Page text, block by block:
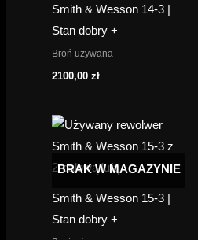
Smith & Wesson 14-3 |
Stan dobry +
Broń używana
2100,00zł
BRAK W MAGAZYNIE
Smith & Wesson 15-3 |
Stan dobry +